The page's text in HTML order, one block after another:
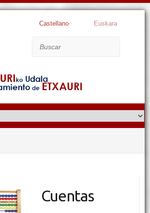
Castellano Euskara
Cuentas